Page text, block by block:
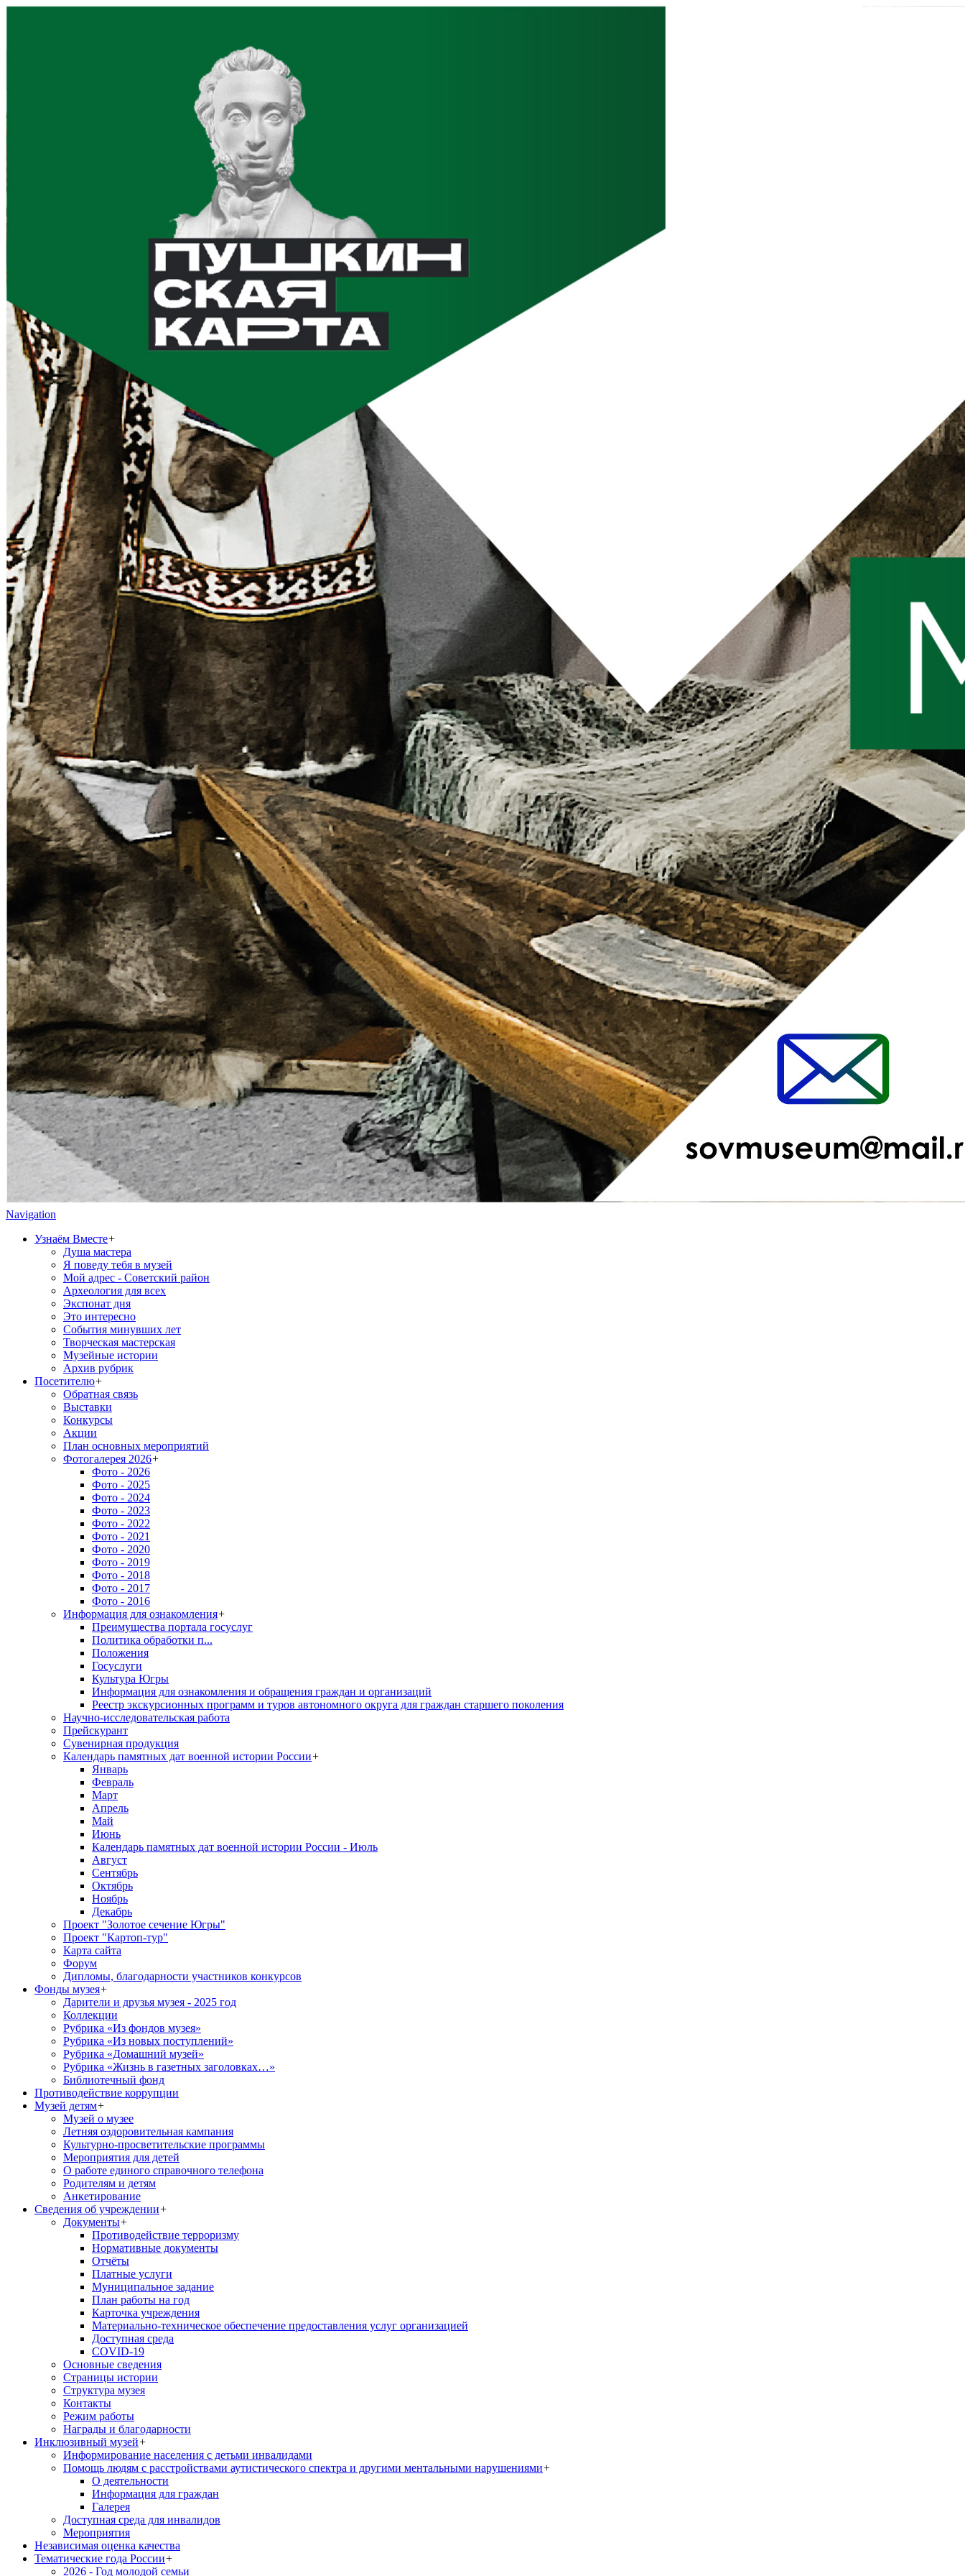
Navigation
Узнаём Вместе+
Душа мастера
Я поведу тебя в музей
Мой адрес - Советский район
Археология для всех
Экспонат дня
Это интересно
События минувших лет
Творческая мастерская
Музейные истории
Архив рубрик
Посетителю+
Обратная связь
Выставки
Конкурсы
Акции
План основных мероприятий
Фотогалерея 2026+
Фото - 2026
Фото - 2025
Фото - 2024
Фото - 2023
Фото - 2022
Фото - 2021
Фото - 2020
Фото - 2019
Фото - 2018
Фото - 2017
Фото - 2016
Информация для ознакомления+
Преимущества портала госуслуг
Политика обработки п...
Положения
Госуслуги
Культура Югры
Информация для ознакомления и обращения граждан и организаций
Реестр экскурсионных программ и туров автономного округа для граждан старшего поколения
Научно-исследовательская работа
Прейскурант
Сувенирная продукция
Календарь памятных дат военной истории России+
Январь
Февраль
Март
Апрель
Май
Июнь
Календарь памятных дат военной истории России - Июль
Август
Сентябрь
Октябрь
Ноябрь
Декабрь
Проект "Золотое сечение Югры"
Проект "Картоп-тур"
Карта сайта
Форум
Дипломы, благодарности участников конкурсов
Фонды музея+
Дарители и друзья музея - 2025 год
Коллекции
Рубрика «Из фондов музея»
Рубрика «Из новых поступлений»
Рубрика «Домашний музей»
Рубрика «Жизнь в газетных заголовках…»
Библиотечный фонд
Противодействие коррупции
Музей детям+
Музей о музее
Летняя оздоровительная кампания
Культурно-просветительские программы
Мероприятия для детей
О работе единого справочного телефона
Родителям и детям
Анкетирование
Сведения об учреждении+
Документы+
Противодействие терроризму
Нормативные документы
Отчёты
Платные услуги
Муниципальное задание
План работы на год
Карточка учреждения
Материально-техническое обеспечение предоставления услуг организацией
Доступная среда
COVID-19
Основные сведения
Страницы истории
Структура музея
Контакты
Режим работы
Награды и благодарности
Инклюзивный музей+
Информирование населения с детьми инвалидами
Помощь людям с расстройствами аутистического спектра и другими ментальными нарушениями+
О деятельности
Информация для граждан
Галерея
Доступная среда для инвалидов
Мероприятия
Независимая оценка качества
Тематические года России+
2026 - Год молодой семьи